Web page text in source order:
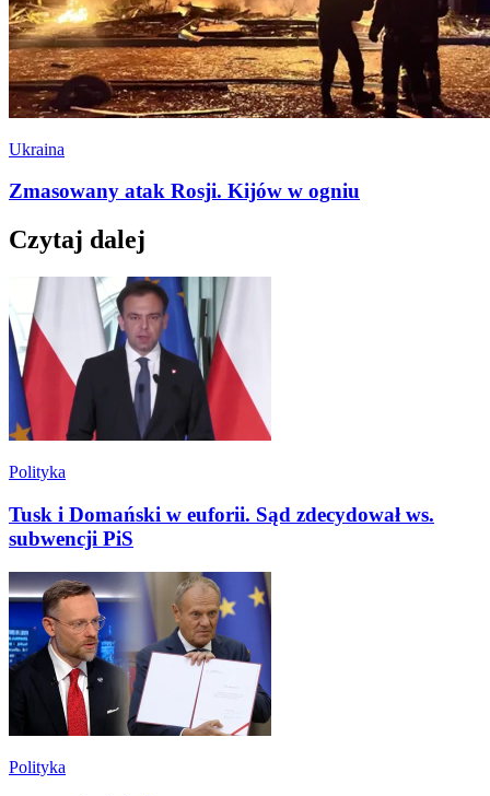
Ukraina
Zmasowany atak Rosji. Kijów w ogniu
Czytaj dalej
Polityka
Tusk i Domański w euforii. Sąd zdecydował ws.
subwencji PiS
Polityka